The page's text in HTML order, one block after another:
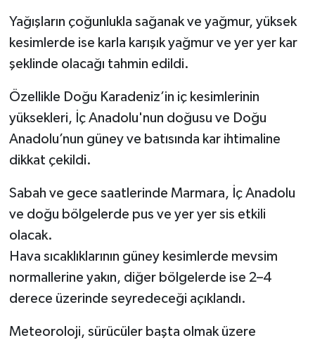
Yağışların çoğunlukla sağanak ve yağmur, yüksek
kesimlerde ise karla karışık yağmur ve yer yer kar
şeklinde olacağı tahmin edildi.
Özellikle Doğu Karadeniz’in iç kesimlerinin
yüksekleri, İç Anadolu'nun doğusu ve Doğu
Anadolu’nun güney ve batısında kar ihtimaline
dikkat çekildi.
Sabah ve gece saatlerinde Marmara, İç Anadolu
ve doğu bölgelerde pus ve yer yer sis etkili
olacak.
Hava sıcaklıklarının güney kesimlerde mevsim
normallerine yakın, diğer bölgelerde ise 2–4
derece üzerinde seyredeceği açıklandı.
Meteoroloji, sürücüler başta olmak üzere